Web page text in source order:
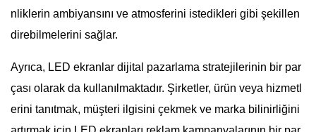
nliklerin ambiyansını ve atmosferini istedikleri gibi şekillen
direbilmelerini sağlar.
Ayrıca, LED ekranlar dijital pazarlama stratejilerinin bir par
çası olarak da kullanılmaktadır. Şirketler, ürün veya hizmetl
erini tanıtmak, müşteri ilgisini çekmek ve marka bilinirliğini